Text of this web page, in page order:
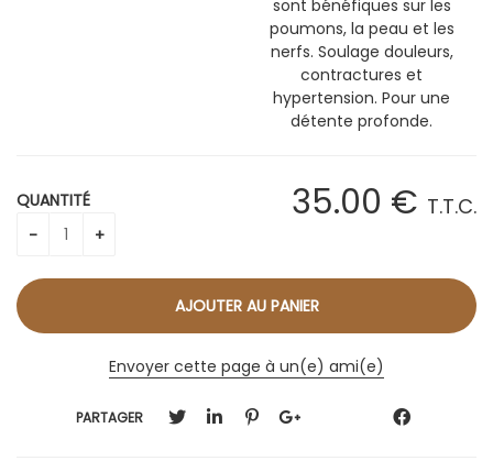
sont bénéfiques sur les
poumons, la peau et les
nerfs. Soulage douleurs,
contractures et
hypertension. Pour une
détente profonde.
35.00 € T.T.C.
QUANTITÉ
Envoyer cette page à un(e) ami(e)
PARTAGER